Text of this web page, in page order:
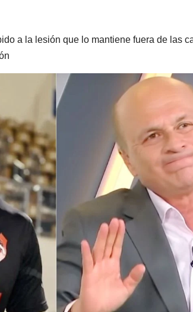
a la lesión que lo mantiene fuera de las